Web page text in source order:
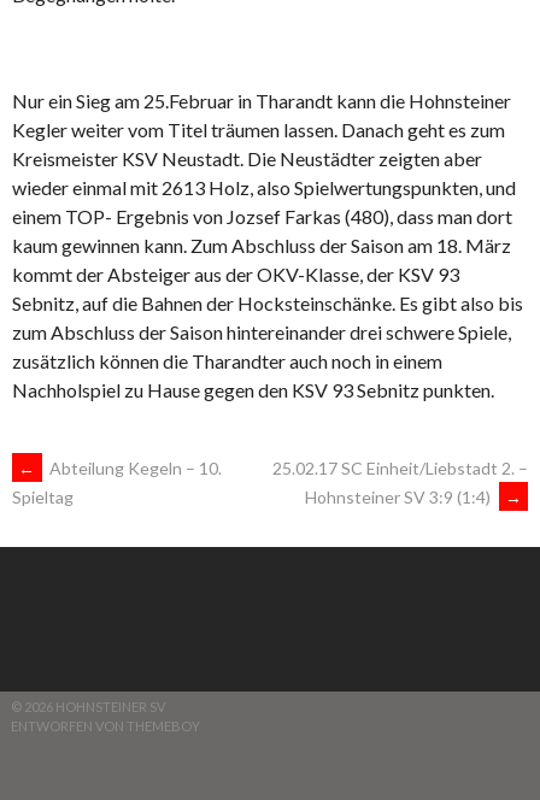
Nur ein Sieg am 25.Februar in Tharandt kann die Hohnsteiner
Kegler weiter vom Titel träumen lassen. Danach geht es zum
Kreismeister KSV Neustadt. Die Neustädter zeigten aber
wieder einmal mit 2613 Holz, also Spielwertungspunkten, und
einem TOP- Ergebnis von Jozsef Farkas (480), dass man dort
kaum gewinnen kann. Zum Abschluss der Saison am 18. März
kommt der Absteiger aus der OKV-Klasse, der KSV 93
Sebnitz, auf die Bahnen der Hocksteinschänke. Es gibt also bis
zum Abschluss der Saison hintereinander drei schwere Spiele,
zusätzlich können die Tharandter auch noch in einem
Nachholspiel zu Hause gegen den KSV 93 Sebnitz punkten.
ARTIKEL-
NAVIGATION
←
Abteilung Kegeln – 10.
Spieltag
25.02.17 SC Einheit/Liebstadt 2. –
Hohnsteiner SV 3:9 (1:4)
→
© 2026 HOHNSTEINER SV
ENTWORFEN VON THEMEBOY